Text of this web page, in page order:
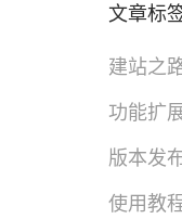
文章标
建站之
功能扩
版本发
使用教